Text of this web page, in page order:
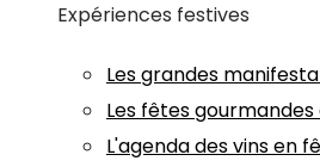
Expériences festives
Les grandes
Les fêtes gourmandes
L'agenda des vins en